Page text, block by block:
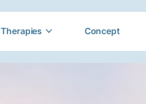
Therapies Concept